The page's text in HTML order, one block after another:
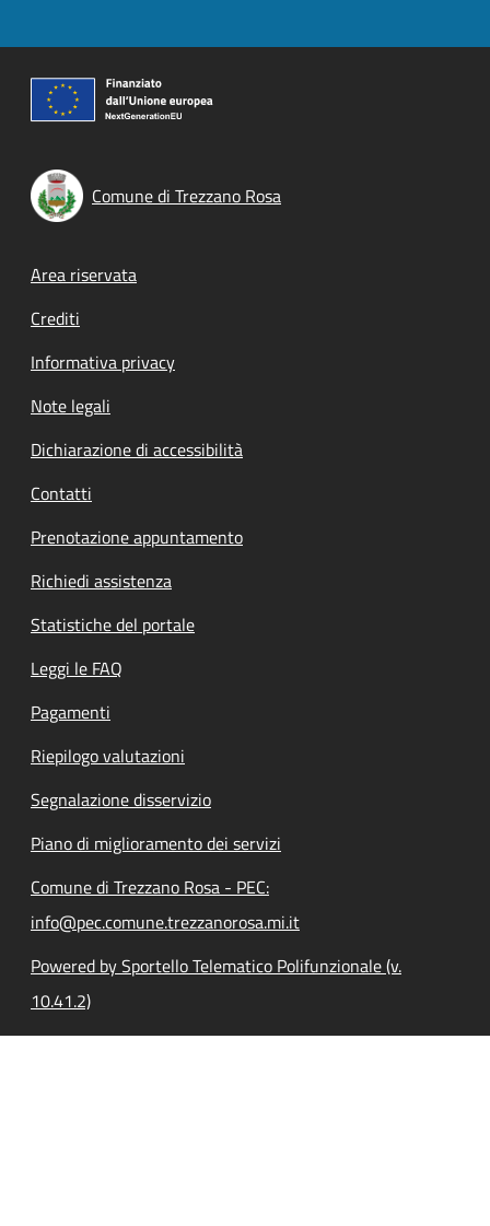
Comune di Trezzano Rosa
Footer menu
Area riservata
Crediti
Informativa privacy
Note legali
Dichiarazione di accessibilità
Contatti
Prenotazione appuntamento
Richiedi assistenza
Statistiche del portale
Leggi le FAQ
Pagamenti
Riepilogo valutazioni
Segnalazione disservizio
Piano di miglioramento dei servizi
Comune di Trezzano Rosa - PEC:
info@pec.comune.trezzanorosa.mi.it
Powered by Sportello Telematico Polifunzionale (v.
10.41.2)